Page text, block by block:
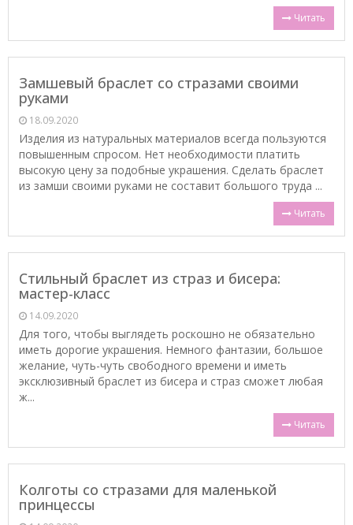
Читать
Замшевый браслет со стразами своими
руками
18.09.2020
Изделия из натуральных материалов всегда пользуются
повышенным спросом. Нет необходимости платить
высокую цену за подобные украшения. Сделать браслет
из замши своими руками не составит большого труда ...
Читать
Стильный браслет из страз и бисера:
мастер-класс
14.09.2020
Для того, чтобы выглядеть роскошно не обязательно
иметь дорогие украшения. Немного фантазии, большое
желание, чуть-чуть свободного времени и иметь
эксклюзивный браслет из бисера и страз сможет любая
ж...
Читать
Колготы со стразами для маленькой
принцессы